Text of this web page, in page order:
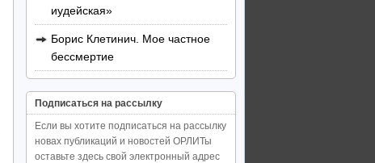
иудейская»
Борис Клетинич. Мое частное
бессмертие
Подписаться на рассылку
Если вы хотите подписаться на рассылку
новах публикаций и новостей ОРЛИТы
оставьте здесь свой электронный адрес